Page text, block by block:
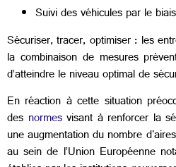
Suivi des véhicules par le
Sécuriser, tracer, optimiser : les
la combinaison de mesures
d’atteindre le niveau optimal de
En réaction à cette situation
des normesvisant à renforcer la
une augmentation du nombre
au sein de l’Union Européenne